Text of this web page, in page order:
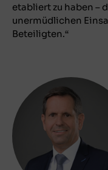
etabliert zu haben –
unermüdlichen
Beteiligten.“